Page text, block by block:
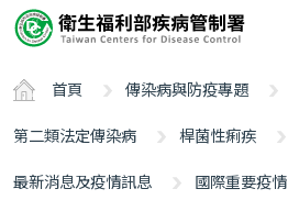
要
容
ALT+C
首頁 傳染病與防疫專題
第二類法定傳染病
桿菌性痢疾
最新消息及疫情訊息
國際重要疫情